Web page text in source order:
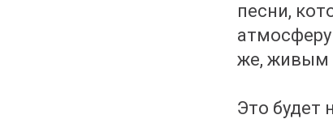
песни,
же, живым
Это будет